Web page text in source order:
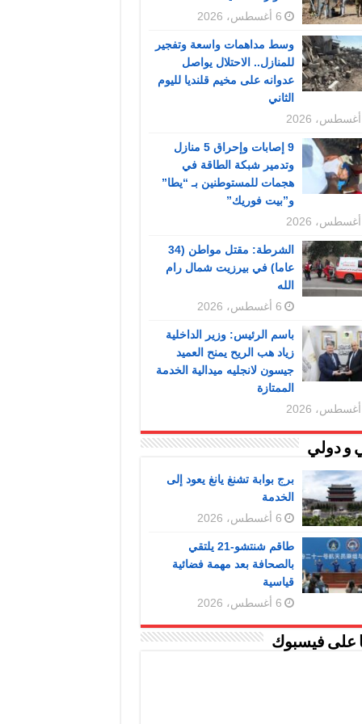
6 أغسطس، 2026
وسط مداهمات واسعة وتفجير
للمنازل.. الاحتلال يواصل
عدوانه على مخيم قلنديا لليوم
الثاني
9 إصابات وإحراق 5 منازل
وتدمير شبكة الطاقة في
هجمات للمستوطنين بـ “يطا”
و”بيت فوريك”
الشرطة: مقتل مواطن (34
عاما) في بيرزيت شمال رام
الله
6 أغسطس، 2026
باسم الرئيس: وزير الداخلية
زياد هب الريح يمنح العميد
جيسون لانجليه ميدالية الخدمة
الممتازة
و دولي
برج بوابة تشنغ يانغ يعود إلى
الخدمة
6 أغسطس، 2026
طاقم شنتشو-21 يلتقي
بالصحافة بعد مهمة فضائية
قياسية
6 أغسطس، 2026
على فيسبوك